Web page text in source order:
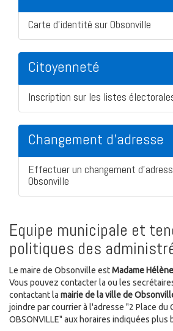
Carte d'identité sur Obsonville
Citoyenneté
Inscription sur les listes
Changement d'adresse
Effectuer un changement
Obsonville
Equipe municipale et
politiques des
Le maire de Obsonville estMadame
Vous pouvez contacter la ou les
contactant la mairie de la ville de
joindre par courrier à l'adresse "2 Place du
OBSONVILLE" aux horaires indiquées plus